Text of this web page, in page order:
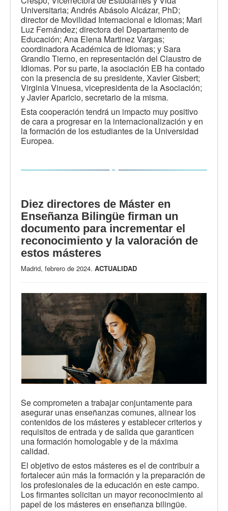
Universitaria; Andrés Abásolo Alcázar, PhD;
director de Movilidad Internacional e Idiomas; Mari
Luz Fernández; directora del Departamento de
Educación; Ana Elena Martinez Vargas;
coordinadora Académica de Idiomas; y Sara
Grandio Tierno, en representación del Claustro de
Idiomas. Por su parte, la asociación EB ha contado
con la presencia de su presidente, Xavier Gisbert;
Virginia Vinuesa, vicepresidenta de la Asociación;
y Javier Aparicio, secretario de la misma.
Esta cooperación tendrá un impacto muy positivo
de cara a progresar en la internacionalización y en
la formación de los estudiantes de la Universidad
Europea.
Diez directores de Máster en
Enseñanza Bilingüe firman un
documento para incrementar el
reconocimiento y la valoración de
estos másteres
Madrid, febrero de 2024. ACTUALIDAD
Se comprometen a trabajar conjuntamente para
asegurar unas enseñanzas comunes, alinear los
contenidos de los másteres y establecer criterios y
requisitos de entrada y de salida que garanticen
una formación homologable y de la máxima
calidad.
El objetivo de estos másteres es el de contribuir a
fortalecer aún más la formación y la preparación de
los profesionales de la educación en este campo.
Los firmantes solicitan un mayor reconocimiento al
papel de los másteres en enseñanza bilingüe.